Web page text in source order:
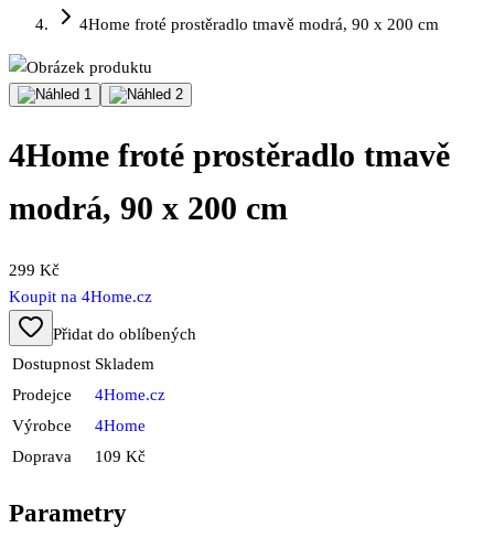
4Home froté prostěradlo tmavě modrá, 90 x 200 cm
4Home froté prostěradlo tmavě
modrá, 90 x 200 cm
299 Kč
Koupit na 4Home.cz
Přidat do oblíbených
Dostupnost Skladem
Prodejce
4Home.cz
Výrobce
4Home
Doprava
109 Kč
Parametry